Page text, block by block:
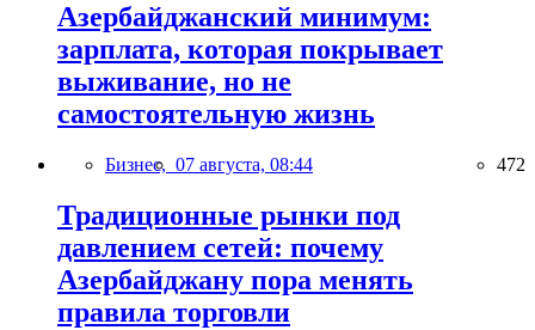
Азербайджанский минимум:
зарплата, которая покрывает
выживание, но не
самостоятельную жизнь
Бизнес, 07 августа, 08:44 472
Традиционные рынки под
давлением сетей: почему
Азербайджану пора менять
правила торговли